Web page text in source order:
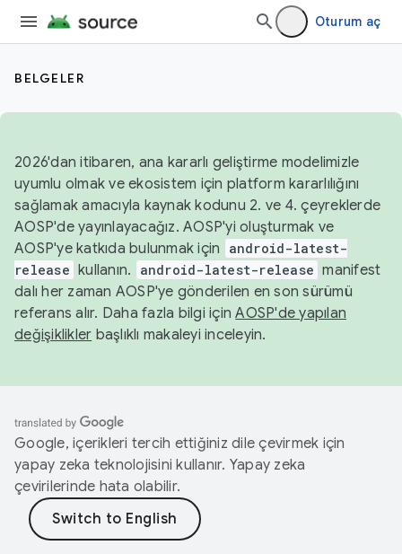
Oturum aç
BELGELER
2026'dan itibaren, ana kararlı geliştirme modelimizle
uyumlu olmak ve ekosistem için platform kararlılığını
sağlamak amacıyla kaynak kodunu 2. ve 4. çeyreklerde
AOSP'de yayınlayacağız. AOSP'yi oluşturmak ve
AOSP'ye katkıda bulunmak için
android-latest-
release kullanın. android-latest-release manifest
dalı her zaman AOSP'ye gönderilen en son sürümü
referans alır. Daha fazla bilgi içinAOSP'de yapılan
değişiklikler başlıklı makaleyi inceleyin.
Google, içerikleri tercih ettiğiniz dile çevirmek için
yapay zeka teknolojisini kullanır. Yapay zeka
çevirilerinde hata olabilir.